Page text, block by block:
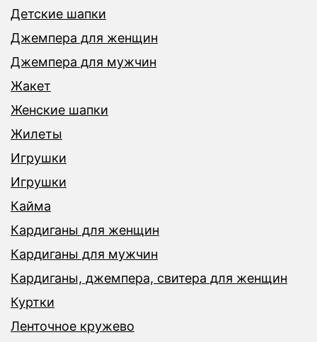
Детские шапки
Джемпера для женщин
Джемпера для мужчин
Жакет
Женские шапки
Жилеты
Игрушки
Игрушки
Кайма
Кардиганы для женщин
Кардиганы для мужчин
Кардиганы, джемпера, свитера для женщин
Куртки
Ленточное кружево